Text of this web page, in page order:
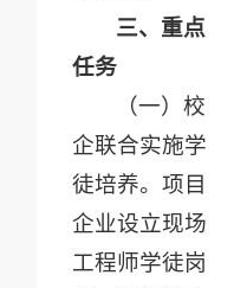
三、重点
任务
（一）校
企联合实施学
徒培养。项目
企业设立现场
工程师学徒岗